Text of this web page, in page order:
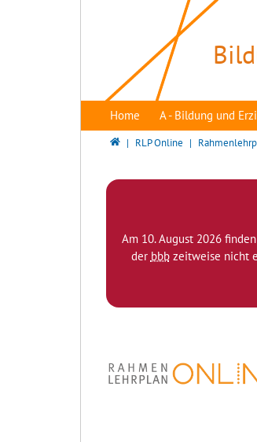
Home A - Bildung und
Bildungsserver Berlin -
RLP Online
Am 10. August 2026
der bbbzeitweise nicht